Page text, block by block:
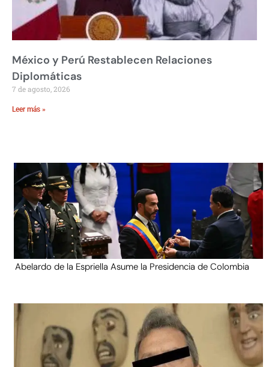
México y Perú Restablecen Relaciones
Diplomáticas
7 de agosto, 2026
Leer más »
Abelardo de la Espriella Asume la Presidencia de Colombia